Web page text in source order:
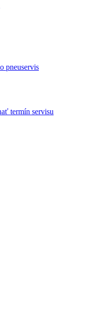
pneuservis
termín servisu